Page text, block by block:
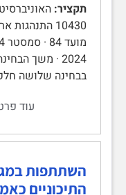
תקציר:
בבחינה שלושה
עוד
השתתפות
התיכוניים